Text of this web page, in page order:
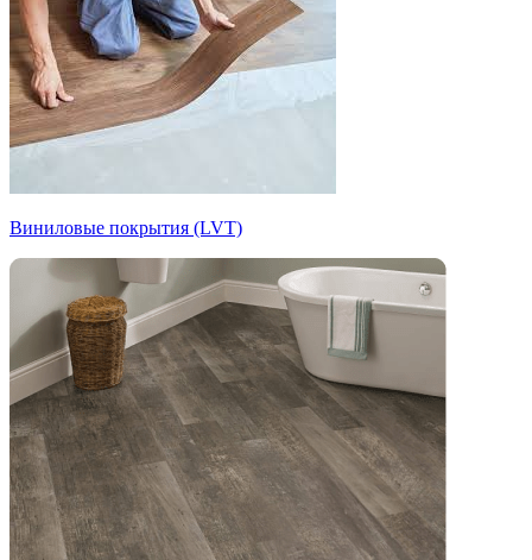
Виниловые покрытия (LVT)